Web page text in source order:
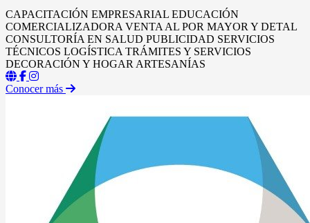
CAPACITACIÓN EMPRESARIAL EDUCACIÓN
COMERCIALIZADORA VENTA AL POR MAYOR Y DETAL
CONSULTORÍA EN SALUD PUBLICIDAD SERVICIOS
TÉCNICOS LOGÍSTICA TRÁMITES Y SERVICIOS
DECORACIÓN Y HOGAR ARTESANÍAS
Conocer más